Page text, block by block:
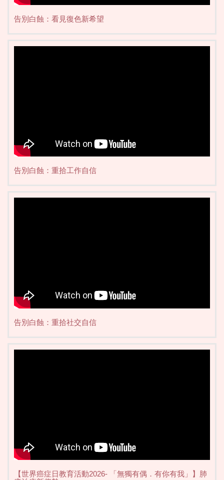
告別白蝕：看見復色新希望
告別白蝕：重拾工作自信
告別白蝕：重拾社交自信
【世界癌症日教育活動2026- 「無獨有偶．有你有我」】肺